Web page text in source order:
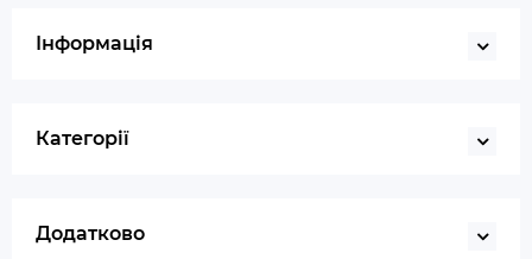
Інформація
Категорії
Додатково